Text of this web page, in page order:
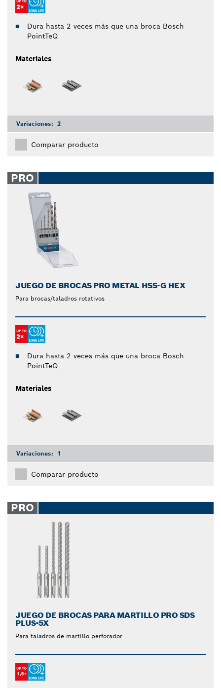
Dura hasta 2 veces más que una broca Bosch
PointTeQ
Materiales
Variaciones: 2
Comparar producto
PRO
JUEGO DE BROCAS PRO METAL HSS-G HEX
Para brocas/taladros rotativos
Dura hasta 2 veces más que una broca Bosch
PointTeQ
Materiales
Variaciones: 1
Comparar producto
PRO
JUEGO DE BROCAS PARA MARTILLO PRO SDS
PLUS-5X
Para taladros de martillo perforador